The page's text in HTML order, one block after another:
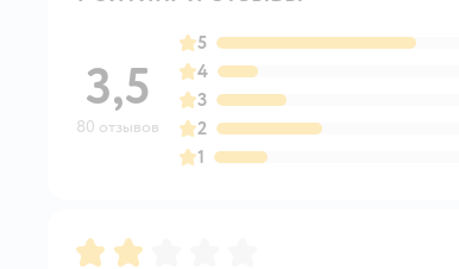
3,5
80 отзывов
5
4
3
2
1
Рейтинг: